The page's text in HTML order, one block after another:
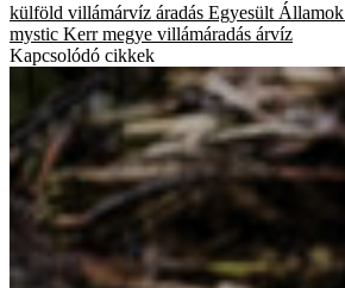
külföld villámárvíz áradás Egyesült Államok
mystic Kerr megye villámáradás árvíz
Kapcsolódó cikkek